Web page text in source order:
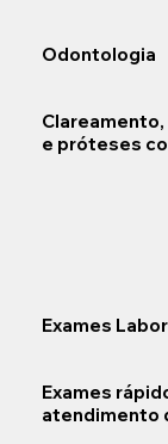
Odontologia
e próteses
Exames
Exames
atendimento